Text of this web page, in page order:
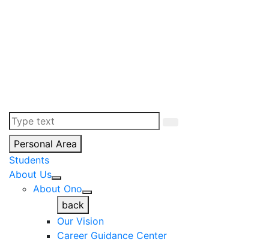
Personal Area
Students
About Us
About Ono
back
Our Vision
Career Guidance Center